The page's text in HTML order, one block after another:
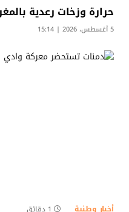
حرارة وزخات رعدية
5 أغسطس، 2026 | 15:14
أخبار وطنية 1 دقائق